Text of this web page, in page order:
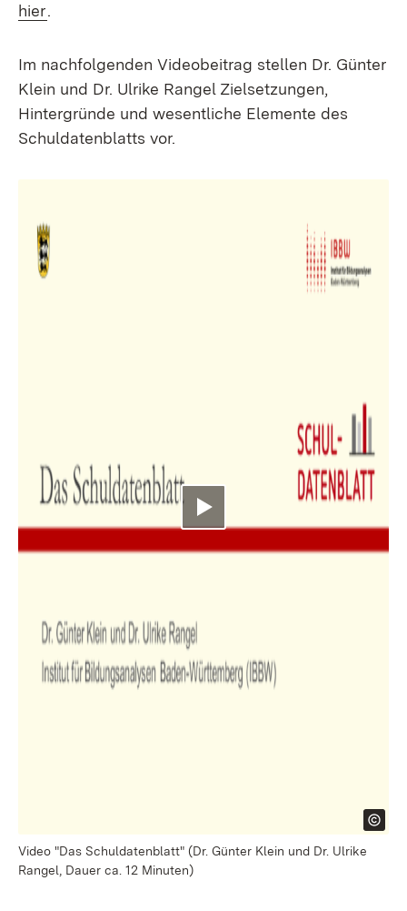
hier.
Im nachfolgenden Videobeitrag stellen Dr. Günter
Klein und Dr. Ulrike Rangel Zielsetzungen,
Hintergründe und wesentliche Elemente des
Schuldatenblatts vor.
Video "Das Schuldatenblatt" (Dr. Günter Klein und Dr. Ulrike
Rangel, Dauer ca. 12 Minuten)